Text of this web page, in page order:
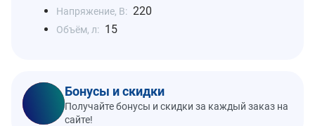
Напряжение, В: 220
Объём, л: 15
Бонусы и скидки
Получайте бонусы и скидки за каждый заказ на
сайте!